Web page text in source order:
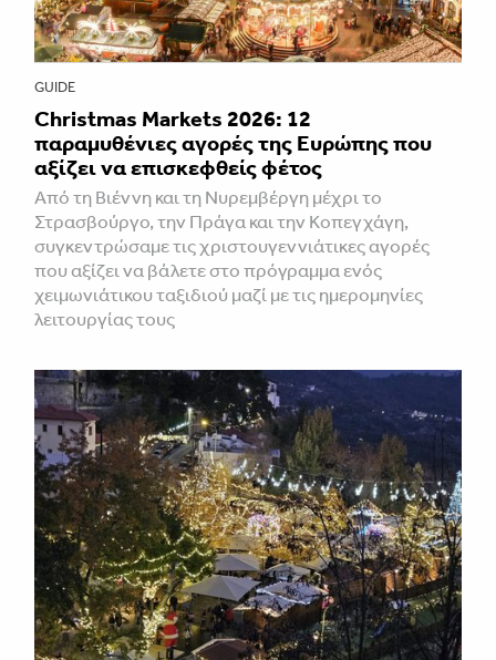
GUIDE
Christmas Markets 2026: 12
παραμυθένιες αγορές της Ευρώπης που
αξίζει να επισκεφθείς φέτος
Από τη Βιέννη και τη Νυρεμβέργη μέχρι το
Στρασβούργο, την Πράγα και την Κοπεγχάγη,
συγκεντρώσαμε τις χριστουγεννιάτικες αγορές
που αξίζει να βάλετε στο πρόγραμμα ενός
χειμωνιάτικου ταξιδιού μαζί με τις ημερομηνίες
λειτουργίας τους